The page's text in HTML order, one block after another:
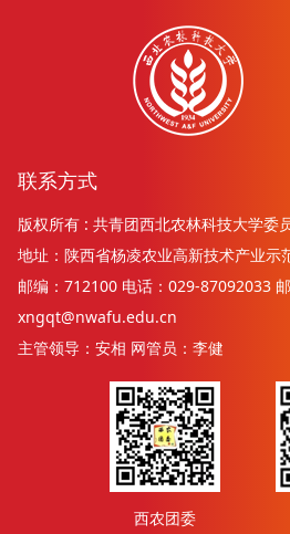
联系方式
版权所有 : 共青团西北农林科技大学委
地址：陕西省杨凌农业高新技术产业示
邮编：712100 电话：029-87092033 邮
xngqt@nwafu.edu.cn
主管领导：安相 网管员：李健
西农团委